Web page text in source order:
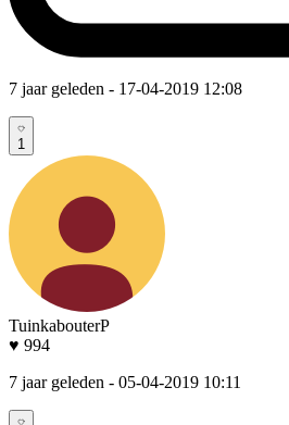
7 jaar geleden - 17-04-2019 12:08
1
TuinkabouterP
♥ 994
7 jaar geleden - 05-04-2019 10:11